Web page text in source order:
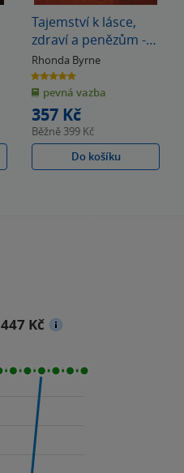
Tajemství k lásce,
zdraví a penězům -
Mistrovský kurz
Rhonda Byrne
5.0
z
5
hvězdiček
pevná vazba
357 Kč
Běžně 399 Kč
Do košíku
447 Kč